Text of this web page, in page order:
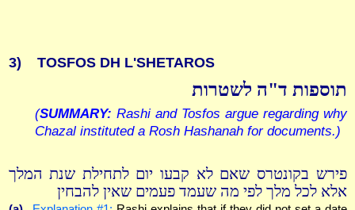
3) TOSFOS DH L'SHETAROS
תוספות ד"ה לשטרות
(SUMMARY: Rashi and Tosfos argue regarding why
Chazal instituted a Rosh Hashanah for documents.)
פירש בקונטרס שאם לא קבעו יום לתחילת שנת המלך
אלא לכל מלך לפי מה שעמד פעמים שאין להבחין